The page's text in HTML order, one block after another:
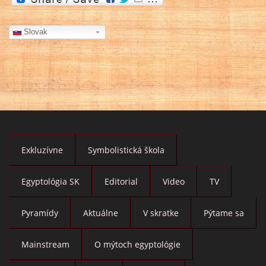
Slovak
Exkluzívne Symbolistická škola
Egyptológia SK Editorial Video TV
Pyramídy Aktuálne V skratke Pýtame sa
Mainstream O mýtoch egyptológie